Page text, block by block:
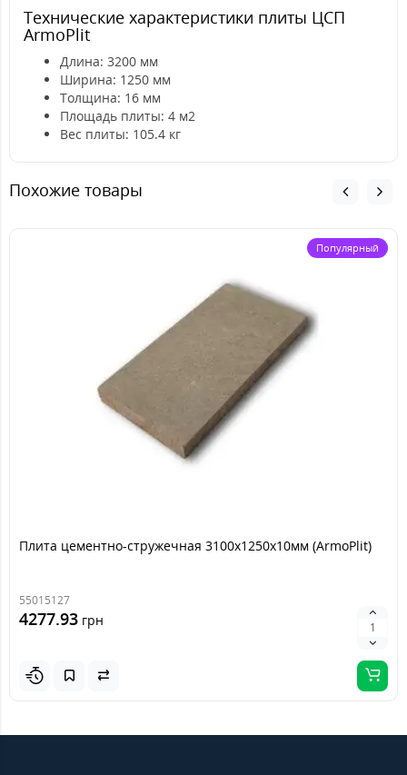
Технические характеристики плиты ЦСП
ArmoPlit
Длина: 3200 мм
Ширина: 1250 мм
Толщина: 16 мм
Площадь плиты: 4 м2
Вес плиты: 105.4 кг
Похожие товары
Популярный
Плита цементно-стружечная 3100х1250х10мм (ArmoPlit)
55015127
4277.93 грн